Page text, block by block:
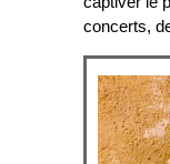
concerts,